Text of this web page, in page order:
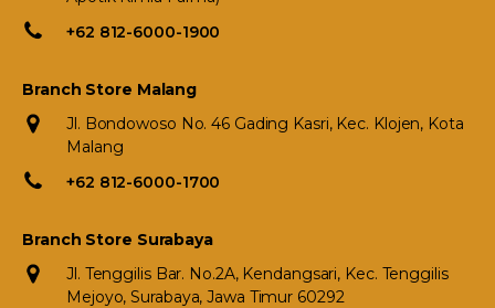
+62 812-6000-1900
Branch Store Malang
Jl. Bondowoso No. 46 Gading Kasri, Kec. Klojen, Kota
Malang
+62 812-6000-1700
Branch Store Surabaya
Jl. Tenggilis Bar. No.2A, Kendangsari, Kec. Tenggilis
Mejoyo, Surabaya, Jawa Timur 60292